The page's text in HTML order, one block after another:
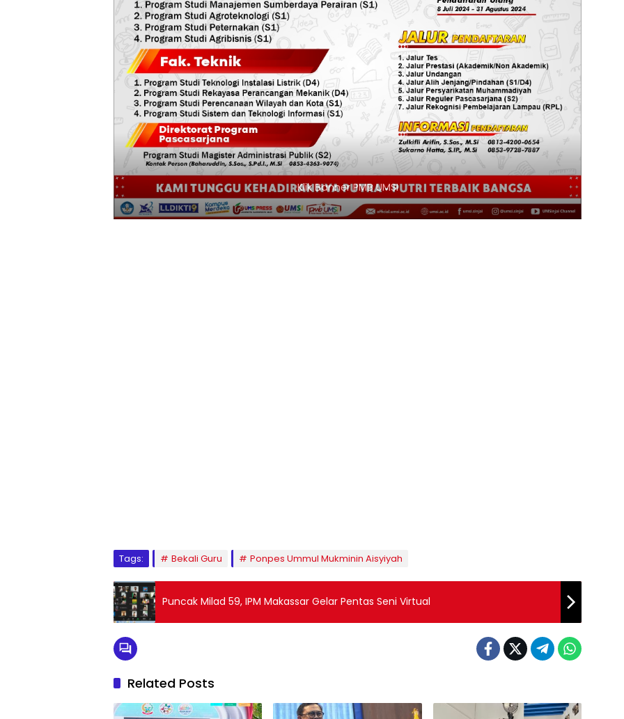
Tags: Bekali Guru Ponpes Ummul Mukminin Aisyiyah
Puncak Milad 59, IPM Makassar Gelar Pentas Seni Virtual
Related Posts